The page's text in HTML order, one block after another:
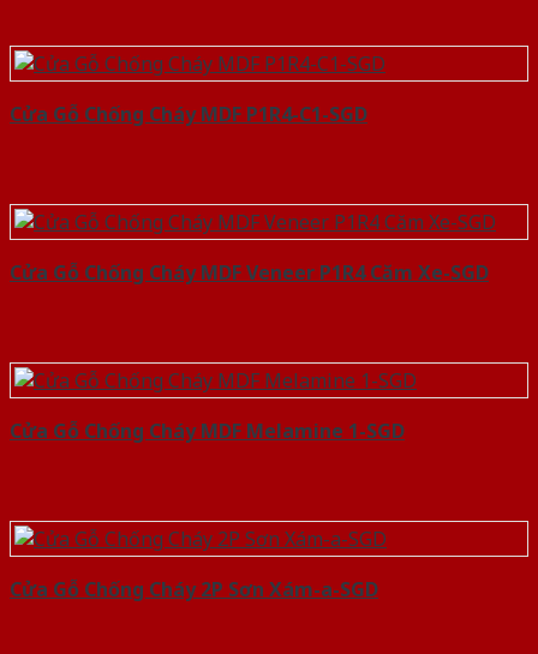
Cửa Gỗ Chống Cháy MDF P1R4-C1-SGD
Cửa Gỗ Chống Cháy MDF Veneer P1R4 Căm Xe-SGD
Cửa Gỗ Chống Cháy MDF Melamine 1-SGD
Cửa Gỗ Chống Cháy 2P Sơn Xám-a-SGD